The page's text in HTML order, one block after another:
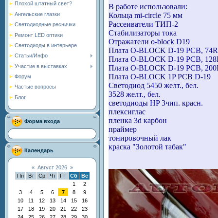
Плохой штатный свет?
Ангельские глазки
Светодиодные реснички
Ремонт LED оптики
Светодиоды в интерьере
Статьи/Инфо
Участие в выставках
Форум
Частые вопросы
Блог
Форма входа
Календарь
« Август 2026 »
Пн
Вт Ср Чт Пт Сб
Вс
1
2
3
4 5 6 7 8
9
10
11 12 13 14 15
16
17
18 19 20 21 22
23
В работе использовали:
Кольца mi-circle 75 мм
Рассеиватели ТИП-2
Стабилизаторы тока
Отражатели o-block D19
Плата O-BLOCK D-19 PCB, 74R
Плата O-BLOCK D-19 PCB,
Плата O-BLOCK D-19 PCB,
Плата O-BLOCK 1P PCB D-19
Светодиод 5450 желт., бел.
3528 желт., бел.
светодиоды HP 3чип. красн.
плексиглас
пленка 3d карбон
праймер
тонировочный лак
краска "Золотой табак"